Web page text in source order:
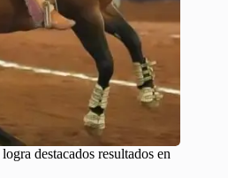
destacados resultados en